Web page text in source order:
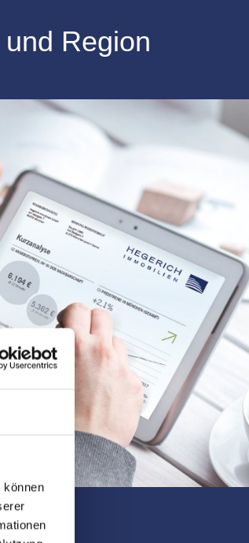
können
Region